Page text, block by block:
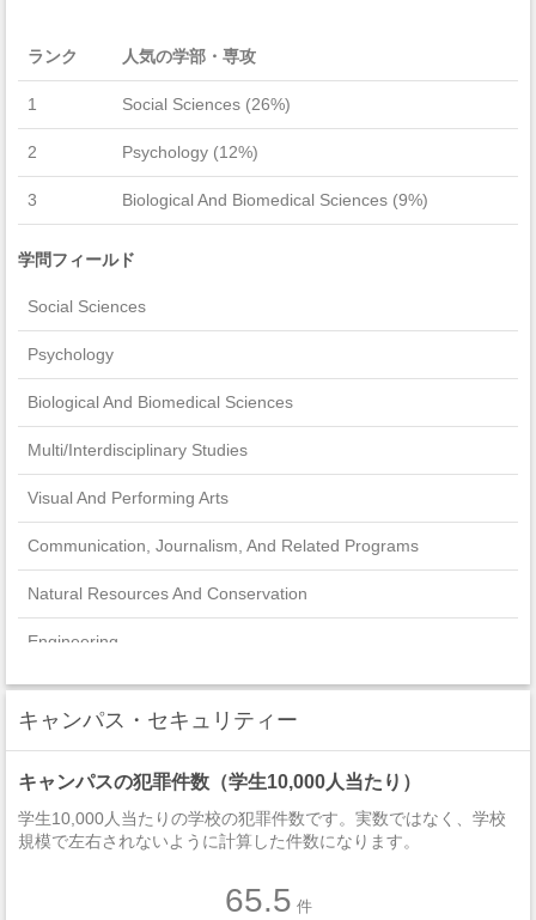
ランク 人気の学部・専攻
1 Social Sciences (26%)
2 Psychology (12%)
3 Biological And Biomedical Sciences (9%)
学問フィールド
Social Sciences
Psychology
Biological And Biomedical Sciences
Multi/Interdisciplinary Studies
Visual And Performing Arts
Communication, Journalism, And Related Programs
Natural Resources And Conservation
Engineering
Physical Sciences
English Language And Literature/Letters
Foreign Languages, Literatures, And Linguistics
History
キャンパス・セキュリティー
キャンパスの犯罪件数（学生10,000人当たり）
学生10,000人当たりの学校の犯罪件数です。実数ではなく、学校
規模で左右されないように計算した件数になります。
65.5 件